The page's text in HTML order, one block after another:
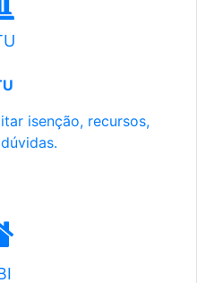
isenção, recursos,